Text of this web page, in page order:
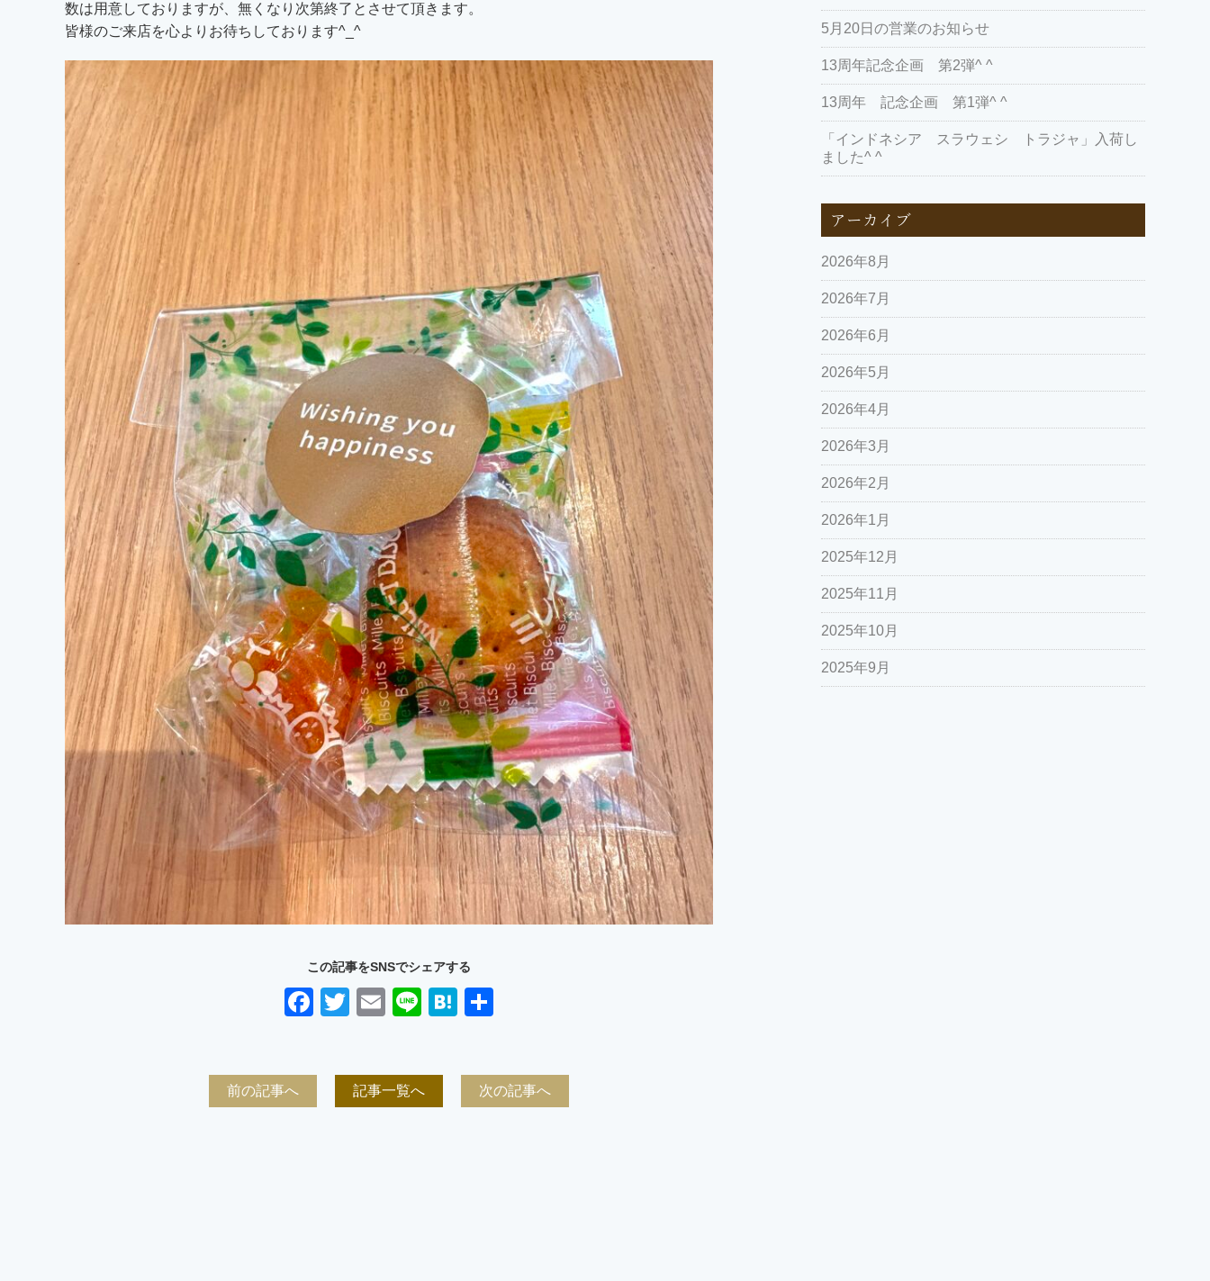
数は用意しておりますが、無くなり次第終了とさせて頂きます。
皆様のご来店を心よりお待ちしております^_^
この記事をSNSでシェアする
Facebook
TwitterEmailLineHatena
前の記事へ 記事一覧へ 次の記事へ
5月20日の営業のお知らせ
13周年記念企画 第2弾^ ^
13周年 記念企画 第1弾^ ^
「インドネシア スラウェシ トラジャ」入荷し
ました^ ^
アーカイブ
2026年8月
2026年7月
2026年6月
2026年5月
2026年4月
2026年3月
2026年2月
2026年1月
2025年12月
2025年11月
2025年10月
2025年9月